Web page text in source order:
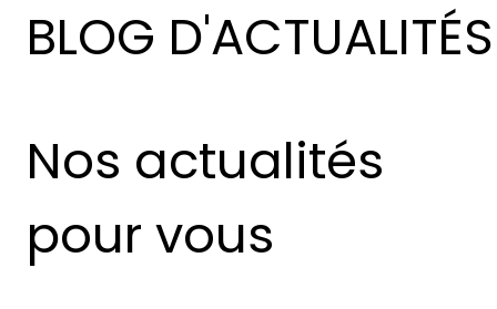
BLOG D'ACTUALITÉS
Nos actualités
pour vous